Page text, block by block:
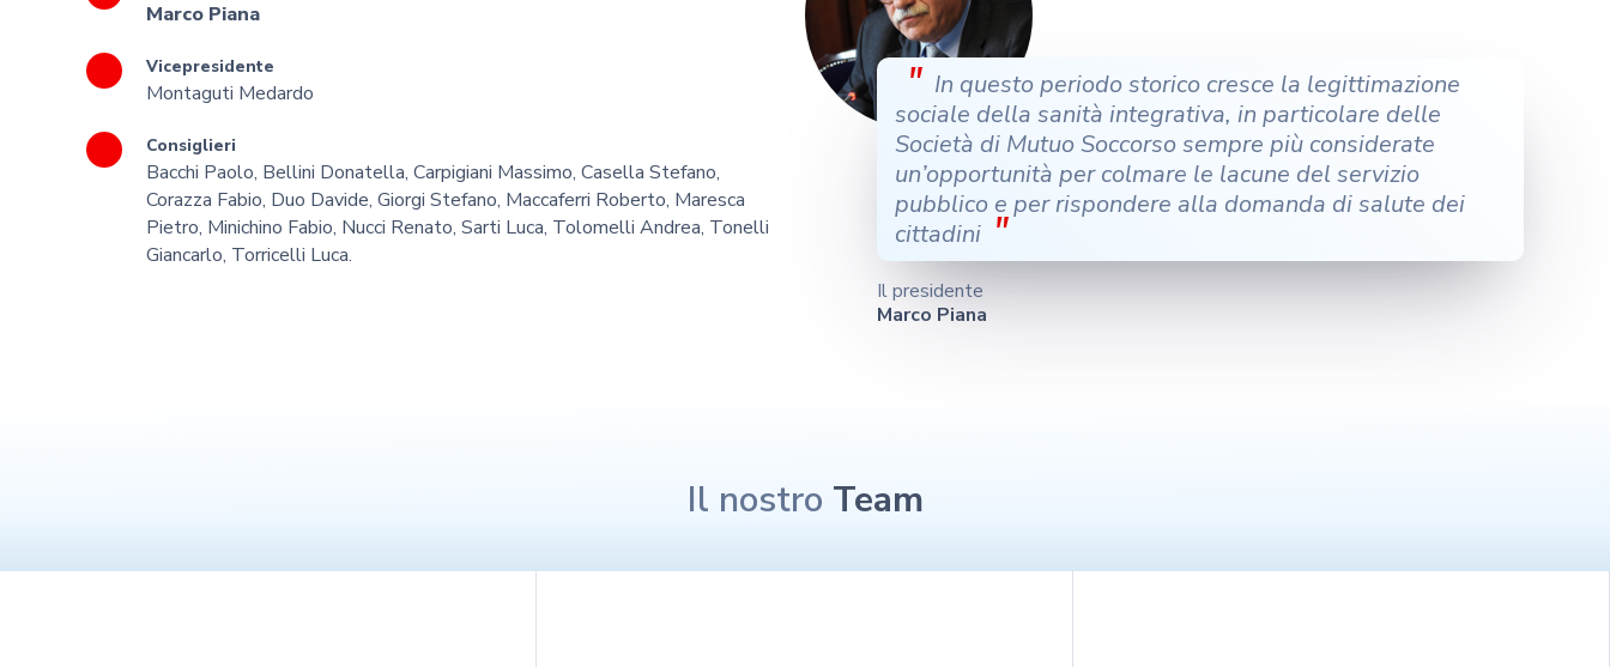
Marco Piana
Vicepresidente
Montaguti Medardo
Consiglieri
Bacchi Paolo, Bellini Donatella, Carpigiani Massimo, Casella Stefano,
Corazza Fabio, Duo Davide, Giorgi Stefano, Maccaferri Roberto, Maresca
Pietro, Minichino Fabio, Nucci Renato, Sarti Luca, Tolomelli Andrea, Tonelli
Giancarlo, Torricelli Luca.
" In questo periodo storico cresce la legittimazione
sociale della sanità integrativa, in particolare delle
Società di Mutuo Soccorso sempre più considerate
un’opportunità per colmare le lacune del servizio
pubblico e per rispondere alla domanda di salute dei
cittadini "
Il presidente
Marco Piana
Il nostro Team